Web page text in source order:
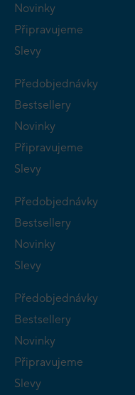
Novinky
Připravujeme
Slevy
Předobjednávky
Bestsellery
Novinky
Připravujeme
Slevy
Předobjednávky
Bestsellery
Novinky
Slevy
Předobjednávky
Bestsellery
Novinky
Připravujeme
Slevy